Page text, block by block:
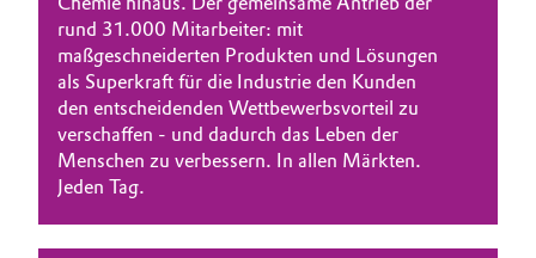
rund 31.000 Mitarbeiter: mit
maßgeschneiderten Produkten und Lösungen
als Superkraft für die Industrie den Kunden
den entscheidenden Wettbewerbsvorteil zu
verschaffen - und dadurch das Leben der
Menschen zu verbessern. In allen Märkten.
Jeden Tag.